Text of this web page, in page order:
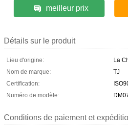
meilleur prix
Détails sur le produit
Lieu d'origine:
La
Nom de marque:
TJ
Certification:
Numéro de modèle:
Conditions de paiement et